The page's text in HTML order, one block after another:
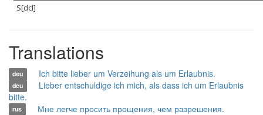
S[dcl]
Translations
deu Ich bitte lieber um Verzeihung als um Erlaubnis.
deu
Lieber entschuldige ich mich, als dass ich um Erlaubnis
bitte.
rus Мне легче просить прощения, чем разрешения.